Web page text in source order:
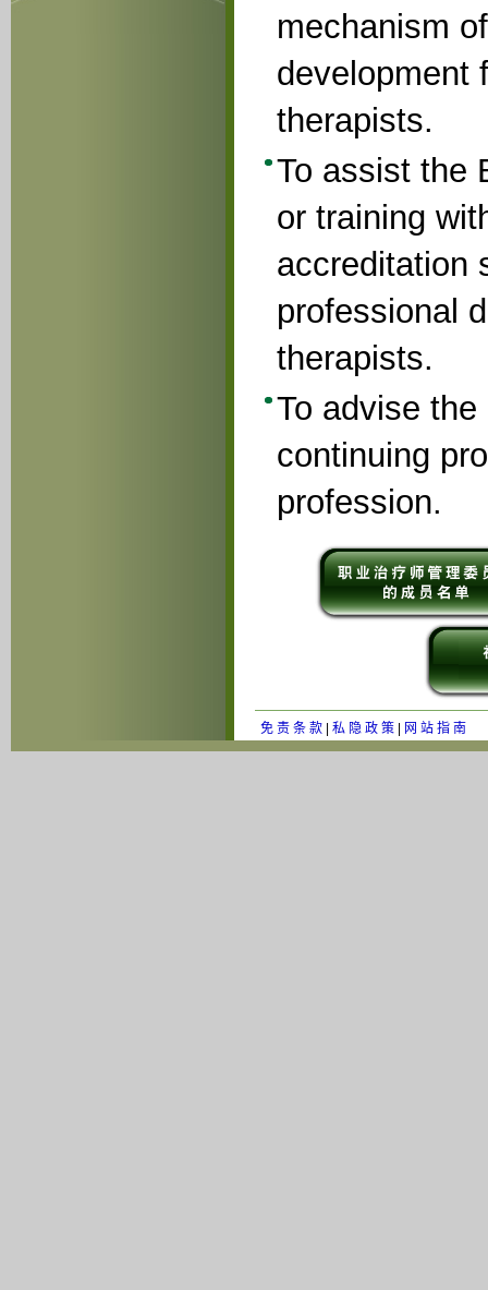
mechanism
development
therapists.
To assist the
or training
accreditation
professional
therapists.
To advise
continuing
profession.
免 责 条 款| 私 隐 政 策| 网 站 指 南